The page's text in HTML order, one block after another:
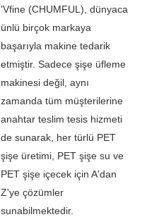
'Vfine (CHUMFUL), dünyaca
ünlü birçok markaya
başarıyla makine tedarik
etmiştir. Sadece şişe üfleme
makinesi değil, aynı
zamanda tüm müşterilerine
anahtar teslim tesis hizmeti
de sunarak, her türlü PET
şişe üretimi, PET şişe su ve
PET şişe içecek için A'dan
Z'ye çözümler
sunabilmektedir.